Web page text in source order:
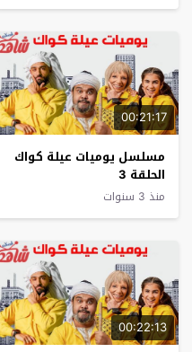
00:21:17
مسلسل يوميات عيلة كواك
الحلقة 3
منذ 3 سنوات
00:22:13